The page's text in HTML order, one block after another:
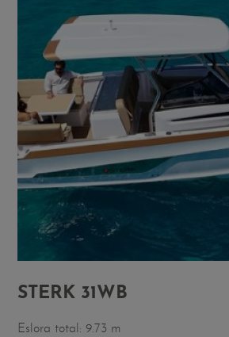
STERK 31WB
Eslora total: 9.73 m